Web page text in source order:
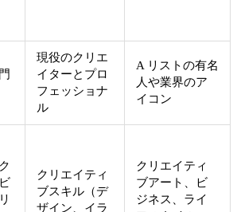
現役のクリエ
イターとプロ
フェッショナ
ル
A リストの有名
人や業界のア
イコン
クリエイティ
ブスキル（デ
ザイン、イラ
クリエイティ
ブアート、ビ
ジネス、ライ